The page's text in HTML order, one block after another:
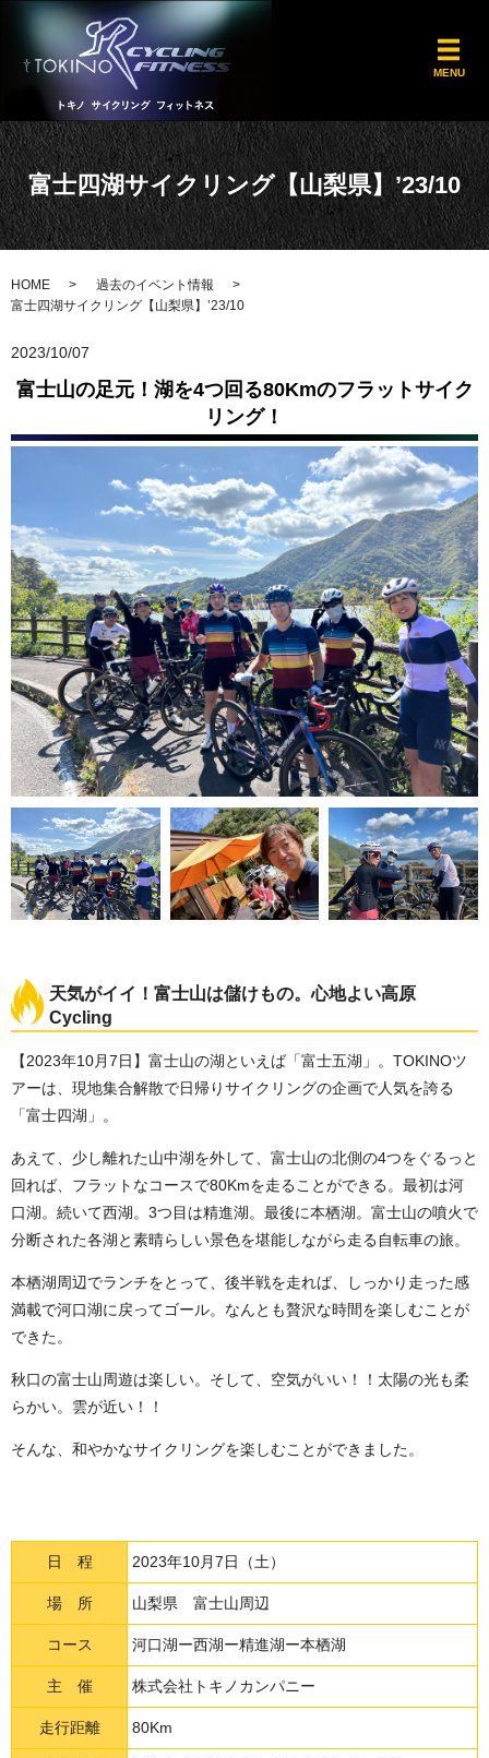
MENU
富士四湖サイクリング【山梨県】’23/10
HOME
過去のイベント情報
富士四湖サイクリング【山梨県】’23/10
2023/10/07
富士山の足元！湖を4つ回る80Kmのフラットサイク
リング！
天気がイイ！富士山は儲けもの。心地よい高原
Cycling
【2023年10月7日】富士山の湖といえば「富士五湖」。TOKINOツ
アーは、現地集合解散で日帰りサイクリングの企画で人気を誇る
「富士四湖」。
あえて、少し離れた山中湖を外して、富士山の北側の4つをぐるっと
回れば、フラットなコースで80Kmを走ることができる。最初は河
口湖。続いて西湖。3つ目は精進湖。最後に本栖湖。富士山の噴火で
分断された各湖と素晴らしい景色を堪能しながら走る自転車の旅。
本栖湖周辺でランチをとって、後半戦を走れば、しっかり走った感
満載で河口湖に戻ってゴール。なんとも贅沢な時間を楽しむことが
できた。
秋口の富士山周遊は楽しい。そして、空気がいい！！太陽の光も柔
らかい。雲が近い！！
そんな、和やかなサイクリングを楽しむことができました。
日 程 2023年10月7日（土）
場 所 山梨県 富士山周辺
コース 河口湖ー西湖ー精進湖ー本栖湖
主 催 株式会社トキノカンパニー
走行距離 80Km